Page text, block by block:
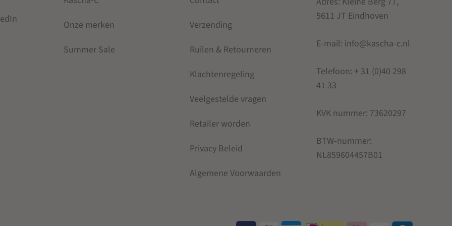
Onze merken
Summer Sale
Verzending
Ruilen & Retourneren
Klachtenregeling
Veelgestelde vragen
Retailer worden
Privacy Beleid
Algemene Voorwaarden
5611 JT Eindhoven
E-mail: info@kascha-c.nl
Telefoon: + 31 (0)40 298
41 33
KVK nummer: 73620297
BTW-nummer:
NL859604457B01